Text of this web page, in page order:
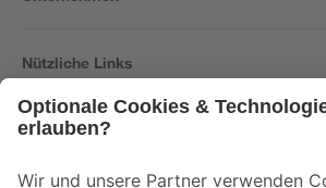
Nützliche Links
Der toom Newsletter: Keine Angebote und Aktionen